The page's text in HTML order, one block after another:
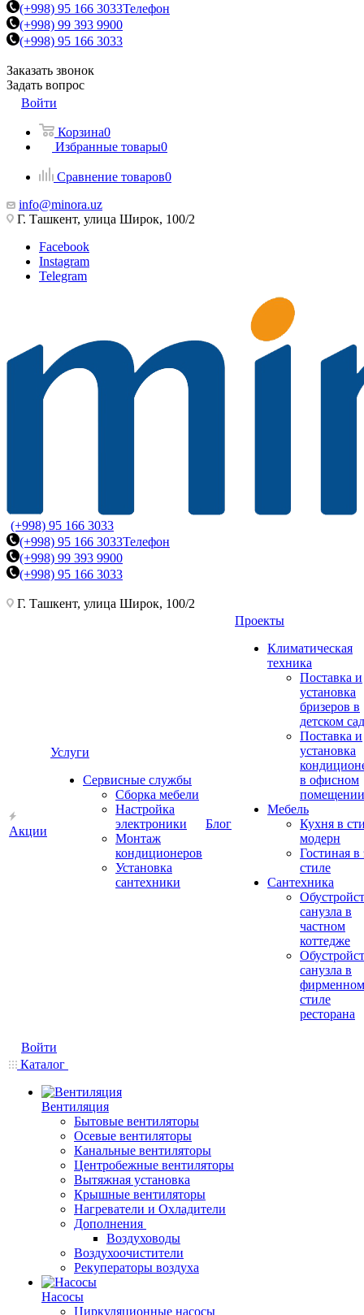
(+998) 95 166 3033Телефон
(+998) 99 393 9900
(+998) 95 166 3033
Заказать звонок
Задать вопрос
Войти
Корзина0
Избранные товары0
Сравнение товаров0
info@minora.uz
Г. Ташкент, улица Широк, 100/2
Facebook
Instagram
Telegram
(+998) 95 166 3033
(+998) 95 166 3033Телефон
(+998) 99 393 9900
(+998) 95 166 3033
Г. Ташкент, улица Широк, 100/2
Акции
Услуги
Сервисные службы
Сборка мебели
Настройка
электроники
Монтаж
кондиционеров
Установка
сантехники
Блог
Проекты
Климатическая
техника
Поставка и
установка
бризеров в
детском
Поставка и
установка
в офисном
помещении
Мебель
Кухня в
модерн
Гостиная в
стиле
Сантехника
санузла в
частном
коттедже
санузла в
фирменном
стиле
ресторана
Войти
Каталог
Вентиляция
Бытовые вентиляторы
Осевые вентиляторы
Канальные вентиляторы
Центробежные вентиляторы
Вытяжная установка
Крышные вентиляторы
Нагреватели и Охладители
Дополнения
Воздуховоды
Воздухоочистители
Рекуператоры воздуха
Насосы
Циркуляционные насосы